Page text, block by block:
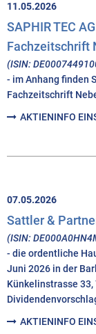
11.05.2026
SAPHIR TEC
Fachzeitschrift
(ISIN:
- im Anhang finden
Fachzeitschrift
AKTIENINFO
07.05.2026
Sattler &
(ISIN:
- die ordentliche
Juni 2026 in der
Künkelinstrasse
AKTIENINFO